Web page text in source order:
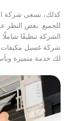
كذلك، تسعى شركة
للجميع. بغض النظر
الشركة تنظيفًا
شركة غسيل مكيفات
لك خدمة متميزة